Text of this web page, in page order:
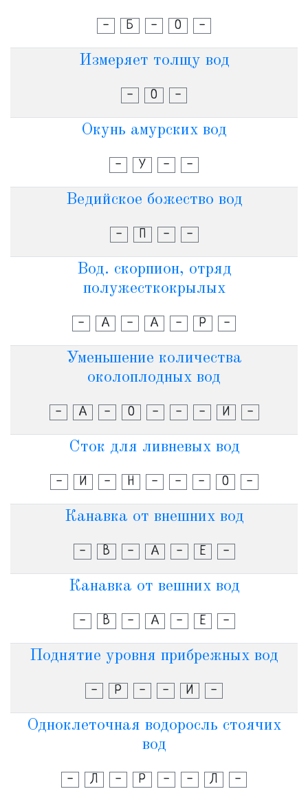
- Б - О -
Измеряет толщу вод
- О -
Окунь амурских вод
- У - -
Ведийское божество вод
- П - -
Вод. скорпион, отряд
полужесткокрылых
- А - А - Р -
Уменьшение количества
околоплодных вод
- А - О - - - И -
Сток для ливневых вод
- И - Н - - - О -
Канавка от внешних вод
- В - А - Е -
Канавка от вешних вод
- В - А - Е -
Поднятие уровня прибрежных вод
- Р - - И -
Одноклеточная водоросль стоячих
вод
- Л - Р - - Л -